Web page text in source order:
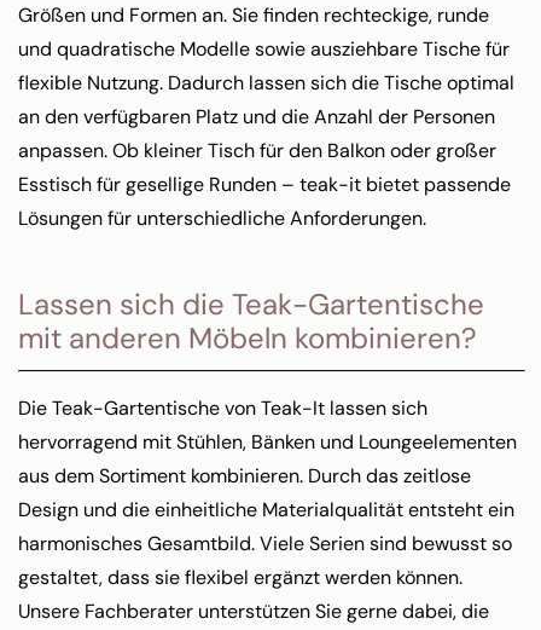
Größen und Formen an. Sie finden rechteckige, runde
und quadratische Modelle sowie ausziehbare Tische für
flexible Nutzung. Dadurch lassen sich die Tische optimal
an den verfügbaren Platz und die Anzahl der Personen
anpassen. Ob kleiner Tisch für den Balkon oder großer
Esstisch für gesellige Runden – teak-it bietet passende
Lösungen für unterschiedliche Anforderungen.
Lassen sich die Teak-Gartentische
mit anderen Möbeln kombinieren?
Die Teak-Gartentische von Teak-It lassen sich
hervorragend mit Stühlen, Bänken und Loungeelementen
aus dem Sortiment kombinieren. Durch das zeitlose
Design und die einheitliche Materialqualität entsteht ein
harmonisches Gesamtbild. Viele Serien sind bewusst so
gestaltet, dass sie flexibel ergänzt werden können.
Unsere Fachberater unterstützen Sie gerne dabei, die